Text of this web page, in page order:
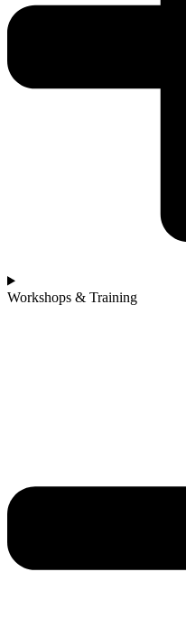
Workshops & Training